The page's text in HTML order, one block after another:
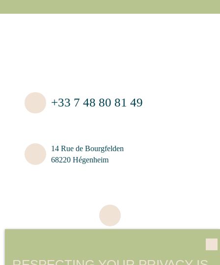
+33 7 48 80 81 49
14 Rue de Bourgfelden
68220 Hégenheim